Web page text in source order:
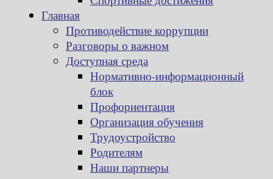
Главная
Противодействие коррупции
Разговоры о важном
Доступная среда
Нормативно-информационный
блок
Профориентация
Организация обучения
Трудоустройство
Родителям
Наши партнеры